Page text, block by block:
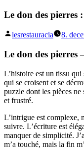
Le don des pierres
Posted
lesrestauracia 8.
Le don des pierres
L’histoire est un tissu
qui se croisent et se
puzzle dont les pièces ne
et frustré.
L’intrigue est complexe,
suivre. L’écriture est
manquer de simplicité.
m’a touché, mais la fin